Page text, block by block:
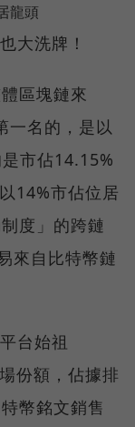
龍頭
大洗牌！
區塊鏈來
一名的，是以
市佔14.15%
14%市佔位居
度」的跨鏈
來自比特幣鏈
台始祖
份額，佔據排
幣銘文銷售